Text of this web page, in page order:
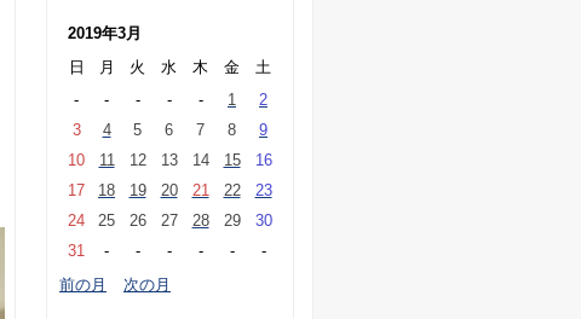
2019年3月
日
月 火 水 木 金
土
-
- - - - 1
2
3
4 5 6 7 8
9
10
11 12 13 14 15
16
17
18 19 20 21 22
23
24
25 26 27 28 29
30
31
- - - - -
-
前の月
次の月